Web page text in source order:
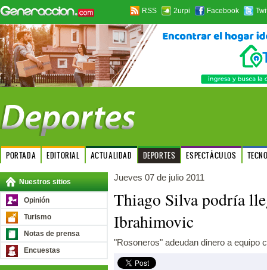
RSS 2urpi Facebook
PORTADA EDITORIAL ACTUALIDAD DEPORTES ESPECTÁCULOS
Nuestros sitios
Opinión
Turismo
Notas de prensa
Encuestas
Jueves 07 de julio 2011
Thiago Silva podría
Ibrahimovic
"Rosoneros" adeudan dinero a equipo